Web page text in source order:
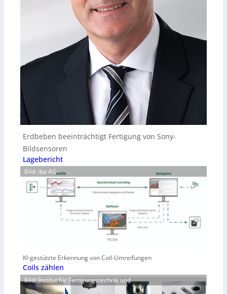
Erdbeben beeinträchtigt Fertigung von Sony-
Bildsensoren
Lagebericht
Bild: iba AG
KI-gestützte Erkennung von Coil-Umreifungen
Coils zählen
Bild: Institut für Fertigungstechnik und